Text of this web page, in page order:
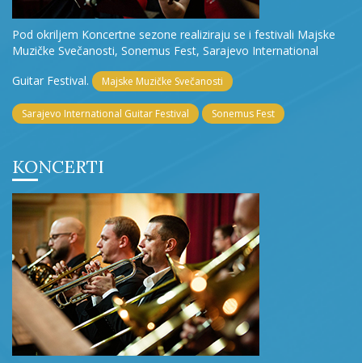
Pod okriljem Koncertne sezone realiziraju se i festivali Majske
Muzičke Svečanosti, Sonemus Fest, Sarajevo International
Guitar Festival.
Majske Muzičke Svečanosti
Sarajevo International Guitar Festival Sonemus Fest
KONCERTI